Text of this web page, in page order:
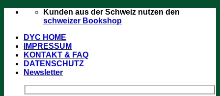
Zum
Kunden aus der Schweiz nutzen den
schweizer Bookshop
DYC HOME
IMPRESSUM
KONTAKT & FAQ
DATENSCHUTZ
Newsletter